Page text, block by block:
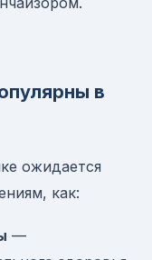
в
ожидается
как:
—